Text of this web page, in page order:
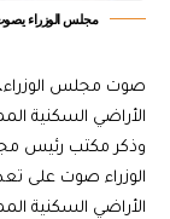
مجلس الوزراء يصوت
صوت مجلس الوزراء،
الأراضي السكنية
وذكر مكتب رئيس
الأراضي السكنية